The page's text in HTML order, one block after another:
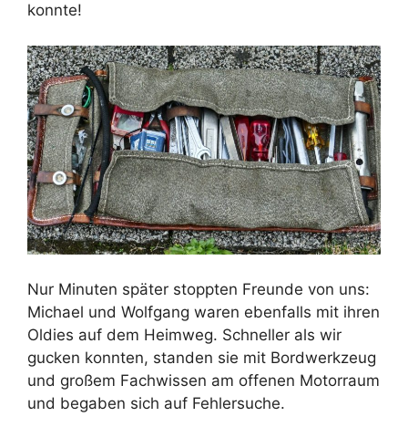
konnte!
Nur Minuten später stoppten Freunde von uns:
Michael und Wolfgang waren ebenfalls mit ihren
Oldies auf dem Heimweg. Schneller als wir
gucken konnten, standen sie mit Bordwerkzeug
und großem Fachwissen am offenen Motorraum
und begaben sich auf Fehlersuche.